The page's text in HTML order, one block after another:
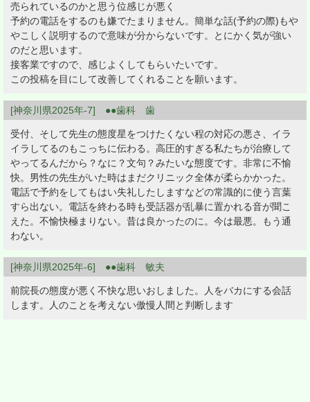
売られているのかと思う位感じが悪く
予約の電話をするのも嫌でたまりません。簡単な話(予約の際)もや
やこしく説明するので意味が分からないです。とにかく気が強い
のだと思います。
接客業ですので、感じよくしてもらいたいです。
この投稿を目にして改善してくれることを願います。
[神奈川県2025年-7] ●●歯科 歯
受付、そして先生の態度星をつけたくない程の対応の悪さ、イラ
イラしてるのもこっちに伝わる。高圧的すぎる私たちが治療して
やってるんだから？なに？文句？みたいな態度です。非常に不愉
快。男性の先生がいた時はまだクリニック全体が柔らかかった。
電話で予約をしてもはい失礼したしますなどの常識的に使う言葉
すら出ない。電話を終わる時も受話器が乱暴に置かれる音が聞こ
えた。不愉快極まりない。昔は良かったのに。今は最悪。もう通
わない。
[神奈川県2025年-6] ●●歯科 敏夫
前院長の態度が悪く不快な思いおしました。人をバカにする会話
します。人のことを考えない傲慢人間と判断します